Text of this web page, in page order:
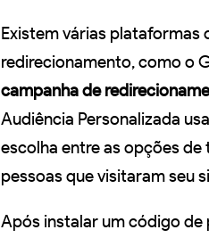
Existem várias plataformas
redirecionamento, como o
campanha de
Audiência Personalizada
escolha entre as opções
pessoas que visitaram seu
Após instalar um código de